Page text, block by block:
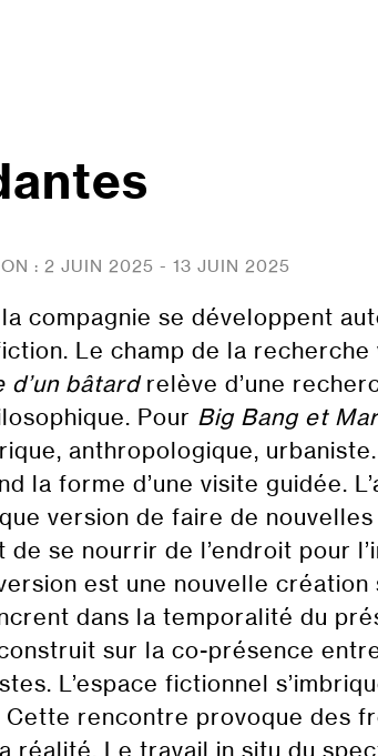
: 2 JUIN 2025 - 13 JUIN 2025
compagnie se développent
Le champ de la recherche
bâtardrelève d’une
Pour Big Bang et
anthropologique,
la forme d’une visite guidée.
version de faire de
se nourrir de l’endroit pour
est une nouvelle création
dans la temporalité du
sur la co-présence
L’espace fictionnel
Cette rencontre provoque des
réalité. Le travail in situ du